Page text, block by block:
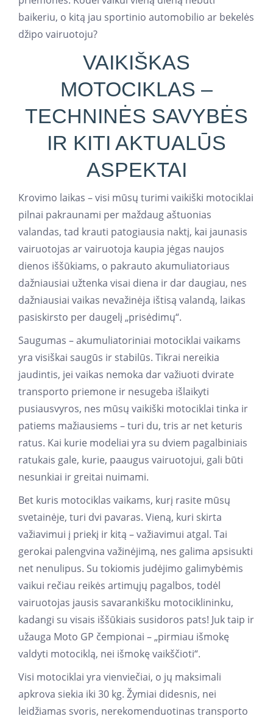
baikeriu, o kitą jau sportinio automobilio ar bekelės
džipo vairuotoju?
VAIKIŠKAS
MOTOCIKLAS –
TECHNINĖS SAVYBĖS
IR KITI AKTUALŪS
ASPEKTAI
Krovimo laikas – visi mūsų turimi vaikiški motociklai
pilnai pakraunami per maždaug aštuonias
valandas, tad krauti patogiausia naktį, kai jaunasis
vairuotojas ar vairuotoja kaupia jėgas naujos
dienos iššūkiams, o pakrauto akumuliatoriaus
dažniausiai užtenka visai diena ir dar daugiau, nes
dažniausiai vaikas nevažinėja ištisą valandą, laikas
pasiskirsto per daugelį „prisėdimų“.
Saugumas – akumuliatoriniai motociklai vaikams
yra visiškai saugūs ir stabilūs. Tikrai nereikia
jaudintis, jei vaikas nemoka dar važiuoti dvirate
transporto priemone ir nesugeba išlaikyti
pusiausvyros, nes mūsų vaikiški motociklai tinka ir
patiems mažiausiems – turi du, tris ar net keturis
ratus. Kai kurie modeliai yra su dviem pagalbiniais
ratukais gale, kurie, paaugus vairuotojui, gali būti
nesunkiai ir greitai nuimami.
Bet kuris motociklas vaikams, kurį rasite mūsų
svetainėje, turi dvi pavaras. Vieną, kuri skirta
važiavimui į priekį ir kitą – važiavimui atgal. Tai
gerokai palengvina važinėjimą, nes galima apsisukti
net nenulipus. Su tokiomis judėjimo galimybėmis
vaikui rečiau reikės artimųjų pagalbos, todėl
vairuotojas jausis savarankišku motociklininku,
kadangi su visais iššūkiais susidoros pats! Juk taip ir
užauga Moto GP čempionai – „pirmiau išmokę
valdyti motociklą, nei išmokę vaikščioti“.
Visi motociklai yra vienviečiai, o jų maksimali
apkrova siekia iki 30 kg. Žymiai didesnis, nei
leidžiamas svoris, nerekomenduotinas transporto